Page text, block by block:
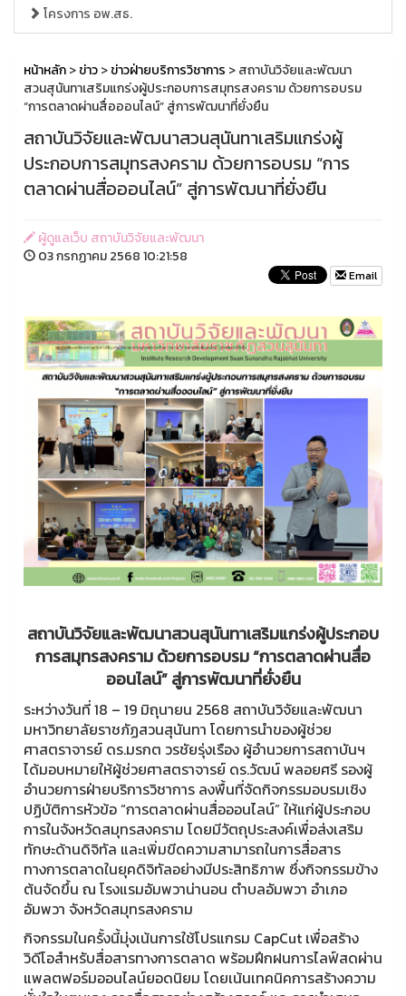
โครงการ อพ.สธ.
หน้าหลัก>ข่าว>ข่าวฝ่ายบริการวิชาการ > สถาบันวิจัยและพัฒนา
สวนสุนันทาเสริมแกร่งผู้ประกอบการสมุทรสงคราม ด้วยการอบรม
“การตลาดผ่านสื่อออนไลน์” สู่การพัฒนาที่ยั่งยืน
สถาบันวิจัยและพัฒนาสวนสุนันทาเสริมแกร่งผู้
ประกอบการสมุทรสงคราม ด้วยการอบรม “การ
ตลาดผ่านสื่อออนไลน์” สู่การพัฒนาที่ยั่งยืน
ผู้ดูแลเว็บ สถาบันวิจัยและพัฒนา
03 กรกฏาคม 2568 10:21:58
Email
สถาบันวิจัยและพัฒนาสวนสุนันทาเสริมแกร่งผู้ประกอบ
การสมุทรสงคราม ด้วยการอบรม “การตลาดผ่านสื่อ
ออนไลน์” สู่การพัฒนาที่ยั่งยืน
ระหว่างวันที่ 18 – 19 มิถุนายน 2568 สถาบันวิจัยและพัฒนา
มหาวิทยาลัยราชภัฏสวนสุนันทา โดยการนำของผู้ช่วย
ศาสตราจารย์ ดร.มรกต วรชัยรุ่งเรือง ผู้อำนวยการสถาบันฯ
ได้มอบหมายให้ผู้ช่วยศาสตราจารย์ ดร.วัฒน์ พลอยศรี รองผู้
อำนวยการฝ่ายบริการวิชาการ ลงพื้นที่จัดกิจกรรมอบรมเชิง
ปฏิบัติการหัวข้อ “การตลาดผ่านสื่อออนไลน์” ให้แก่ผู้ประกอบ
การในจังหวัดสมุทรสงคราม โดยมีวัตถุประสงค์เพื่อส่งเสริม
ทักษะด้านดิจิทัล และเพิ่มขีดความสามารถในการสื่อสาร
ทางการตลาดในยุคดิจิทัลอย่างมีประสิทธิภาพ ซึ่งกิจกรรมข้าง
ต้นจัดขึ้น ณ โรงแรมอัมพวาน่านอน ตำบลอัมพวา อำเภอ
อัมพวา จังหวัดสมุทรสงคราม
กิจกรรมในครั้งนี้มุ่งเน้นการใช้โปรแกรม CapCut เพื่อสร้าง
วิดีโอสำหรับสื่อสารทางการตลาด พร้อมฝึกฝนการไลฟ์สดผ่าน
แพลตฟอร์มออนไลน์ยอดนิยม โดยเน้นเทคนิคการสร้างความ